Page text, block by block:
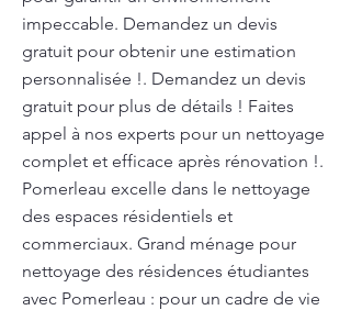
impeccable. Demandez un devis
gratuit pour obtenir une estimation
personnalisée !. Demandez un devis
gratuit pour plus de détails ! Faites
appel à nos experts pour un nettoyage
complet et efficace après rénovation !.
Pomerleau excelle dans le nettoyage
des espaces résidentiels et
commerciaux. Grand ménage pour
nettoyage des résidences étudiantes
avec Pomerleau : pour un cadre de vie